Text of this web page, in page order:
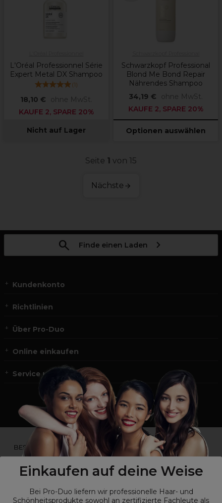
Einkaufen auf deine Weise
Bei Pro-Duo liefern wir professionelle Haar- und
Schönheitsprodukte sowohl an zertifizierte Fachleute als
L'Oréal Professionnel Série
Expert Metal DX Shampoo
(1)
18,10 €
ohne MwSt.
KAUFE 2, SPARE 20%
Nicht auf Lager
Schwarzkopf Professional
Blond Me Bond Repair
Nährendes Shampoo
34,19 €
ohne MwSt.
KAUFE 2, SPARE 20%
Optionen auswählen
Seite 1 von 15
Nächste
Finde einen Laden
Kundenkonto
Richtlinien
Über Pro-Duo
Online einkaufen
Service und Kontakt
*Du bist kein Profikunde?
BESUCHE
UNSERE WEBSEITE FÜR ENDVERBRAUCHER.*